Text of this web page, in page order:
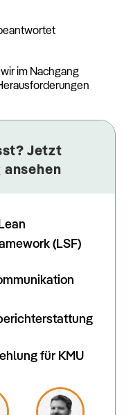
im Nachgang
Jetzt
(LSF)
für KMU